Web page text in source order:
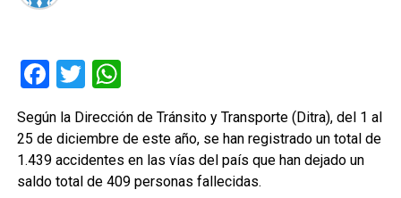
Facebook
TwitterWhatsApp
Según la Dirección de Tránsito y Transporte (Ditra), del 1 al
25 de diciembre de este año, se han registrado un total de
1.439 accidentes en las vías del país que han dejado un
saldo total de 409 personas fallecidas.